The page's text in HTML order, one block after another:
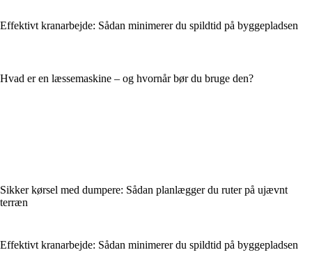
Effektivt kranarbejde: Sådan minimerer du spildtid på byggepladsen
Hvad er en læssemaskine – og hvornår bør du bruge den?
Sikker kørsel med dumpere: Sådan planlægger du ruter på ujævnt
terræn
Effektivt kranarbejde: Sådan minimerer du spildtid på byggepladsen